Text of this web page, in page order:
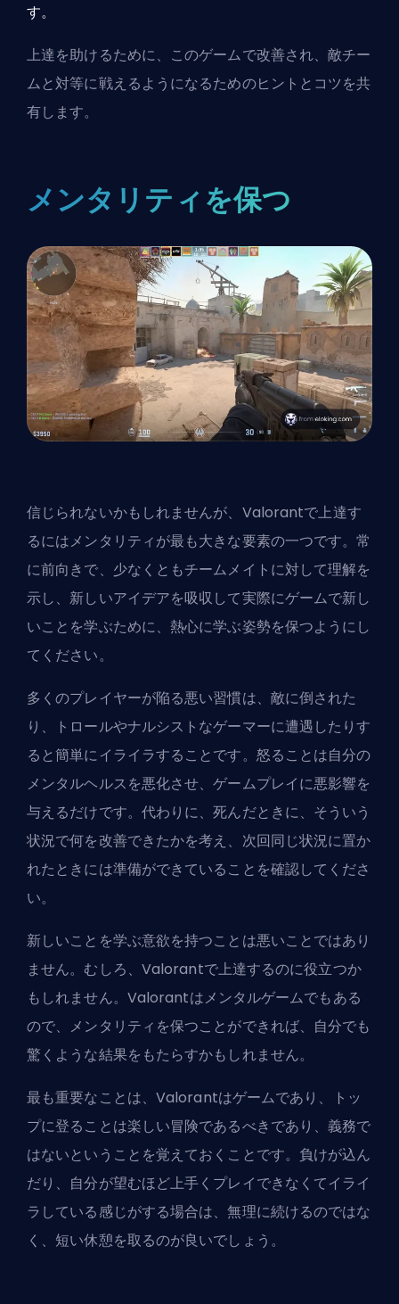
す。
上達を助けるために、このゲームで改善され、敵チー
ムと対等に戦えるようになるためのヒントとコツを共
有します。
メンタリティを保つ
信じられないかもしれませんが、Valorantで上達す
るにはメンタリティが最も大きな要素の一つです。常
に前向きで、少なくともチームメイトに対して理解を
示し、新しいアイデアを吸収して実際にゲームで新し
いことを学ぶために、熱心に学ぶ姿勢を保つようにし
てください。
多くのプレイヤーが陥る悪い習慣は、敵に倒された
り、トロールやナルシストなゲーマーに遭遇したりす
ると簡単にイライラすることです。怒ることは自分の
メンタルヘルスを悪化させ、ゲームプレイに悪影響を
与えるだけです。代わりに、死んだときに、そういう
状況で何を改善できたかを考え、次回同じ状況に置か
れたときには準備ができていることを確認してくださ
い。
新しいことを学ぶ意欲を持つことは悪いことではあり
ません。むしろ、Valorantで上達するのに役立つか
もしれません。Valorantはメンタルゲームでもある
ので、メンタリティを保つことができれば、自分でも
驚くような結果をもたらすかもしれません。
最も重要なことは、Valorantはゲームであり、トッ
プに登ることは楽しい冒険であるべきであり、義務で
はないということを覚えておくことです。負けが込ん
だり、自分が望むほど上手くプレイできなくてイライ
ラしている感じがする場合は、無理に続けるのではな
く、短い休憩を取るのが良いでしょう。